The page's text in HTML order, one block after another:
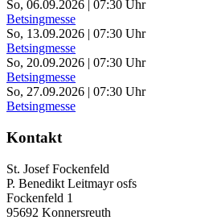
So, 06.09.2026 | 07:30 Uhr
Betsingmesse
So, 13.09.2026 | 07:30 Uhr
Betsingmesse
So, 20.09.2026 | 07:30 Uhr
Betsingmesse
So, 27.09.2026 | 07:30 Uhr
Betsingmesse
Kontakt
St. Josef Fockenfeld
P. Benedikt Leitmayr osfs
Fockenfeld 1
95692 Konnersreuth